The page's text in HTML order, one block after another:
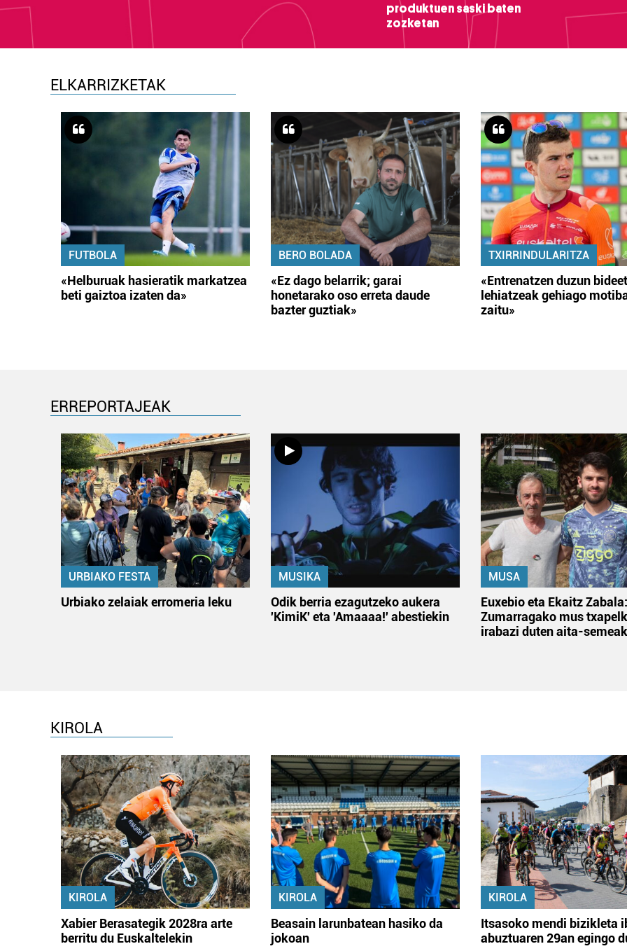
produktuen saski baten
zozketan
ELKARRIZKETAK
FUTBOLA
«Helburuak hasieratik markatzea
beti gaiztoa izaten da»
BERO BOLADA
«Ez dago belarrik; garai
honetarako oso erreta daude
bazter guztiak»
TXIRRINDULARITZA
«Entrenatzen duzun
lehiatzeak gehiago
zaitu»
ERREPORTAJEAK
URBIAKO FESTA
Urbiako zelaiak erromeria leku
MUSIKA
Odik berria ezagutzeko aukera
'KimiK' eta 'Amaaaa!' abestiekin
MUSA
Euxebio eta Ekaitz Zabala:
Zumarragako mus
irabazi duten aita-semeak
KIROLA
KIROLA
Xabier Berasategik 2028ra arte
berritu du Euskaltelekin
KIROLA
Beasain larunbatean hasiko da
jokoan
KIROLA
Itsasoko mendi bizikleta
abuztuaren 29an egingo